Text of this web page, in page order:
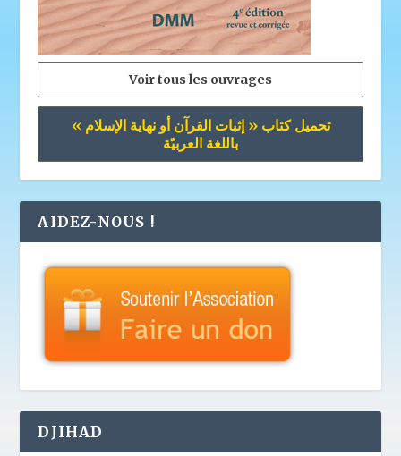
Voir tous les ouvrages
تحميل كتاب « إثبات القرآن أو نهاية الإسلام »
باللغة العربيّة
AIDEZ-NOUS !
DJIHAD